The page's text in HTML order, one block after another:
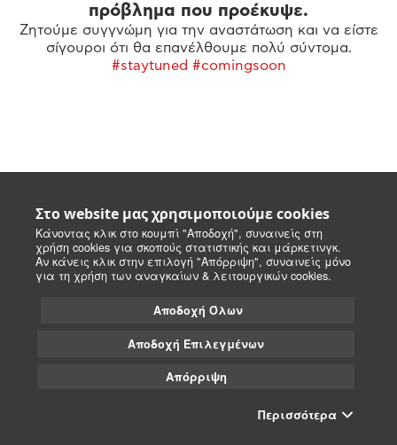
Στο website μας χρησιμοποιούμε cookies
Κάνοντας κλικ στο κουμπί "Αποδοχή", συναινείς στη
χρήση cookies για σκοπούς στατιστικής και μάρκετινγκ.
Αν κάνεις κλικ στην επιλογή "Απόρριψη", συναινείς μόνο
για τη χρήση των αναγκαίων & λειτουργικών cookies.
Αποδοχή Όλων
Αποδοχή Επιλεγμένων
Απόρριψη
Περισσότερα
πρόβλημα που προέκυψε.
Ζητούμε συγγνώμη για την αναστάτωση και να είστε
σίγουροι ότι θα επανέλθουμε πολύ σύντομα.
#staytuned #comingsoon